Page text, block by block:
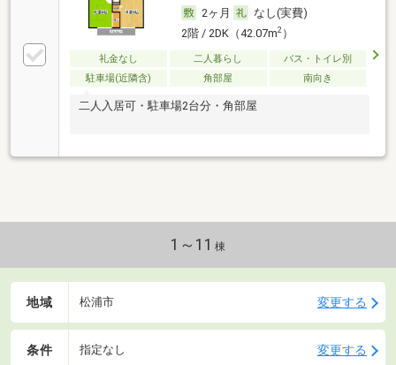
2ヶ月
なし(実費)
2階 / 2DK（42.07m2）
礼金なし 二人暮らし
バス・トイレ別
駐車場(近隣含)
角部屋 南向き
二人入居可・駐車場2台分・角部屋
1～11 棟
地域 松浦市 変更する
条件 指定なし 変更する